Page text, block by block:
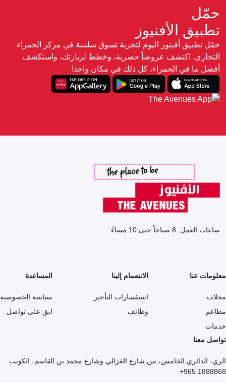
حمّل
تطبيق الأفنيوز
حمّل تطبيق أفينوز اليوم لتجربة تسوق سلسة في مركز الحمراء
التجاري. اكتشف عروضاً حصرية، وخطط لزيارتك، واستكشف
أفضل ما في الحمراء، كل ذلك في مكان واحد!
ساعات العمل: 8 صباحاً حتى 10 مساءً
معلومات عنا
محلات
مطاعم
خدمات
الانضمام إلينا
استفسارات التأجير
وظائف
المساعدة
سياسة الخصوصية
ابق على تواصل
تواصل معنا
الري، الدائري الخامس، بين شارع الغزالي وشارع محمد بن القاسم، الكويت
1888868 965+